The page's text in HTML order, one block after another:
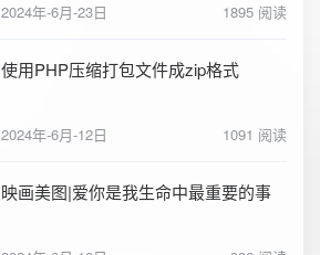
2024年-6月-23日 1895 阅读
使用PHP压缩打包文件成zip格式
2024年-6月-12日 1091 阅读
映画美图|爱你是我生命中最重要的事